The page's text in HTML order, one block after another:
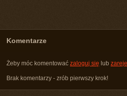
Komentarze
Żeby móc komentować zaloguj się lub
Brak komentarzy - zrób pierwszy krok!